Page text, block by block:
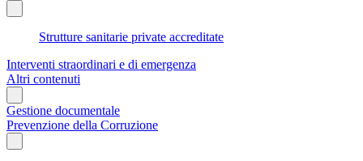
Strutture sanitarie private accreditate
Interventi straordinari e di emergenza
Altri contenuti
Gestione documentale
Prevenzione della Corruzione